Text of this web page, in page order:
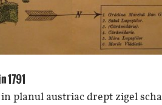
1791
planul austriac drept zigel